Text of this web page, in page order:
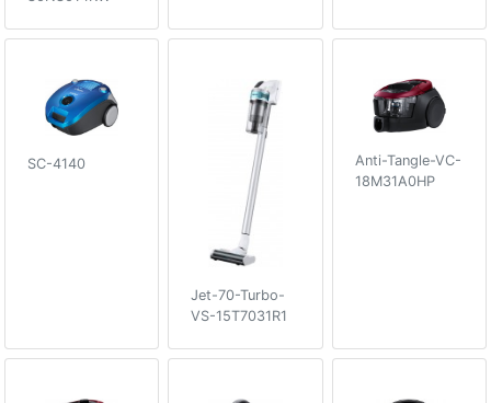
SC-4140
Jet-70-Turbo-
VS-15T7031R1
Anti-Tangle-VC-
18M31A0HP